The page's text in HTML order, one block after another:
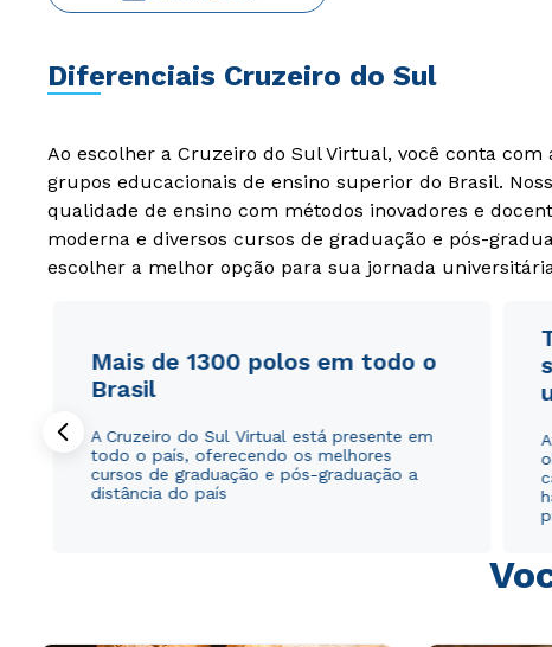
Diferenciais Cruzeiro do Sul
Ao escolher a Cruzeiro do Sul Virtual, você conta
grupos educacionais de ensino superior do Brasil.
qualidade de ensino com métodos inovadores e
moderna e diversos cursos de graduação e pós-
escolher a melhor opção para sua jornada
Mais de 1300 polos em todo o
Brasil
A Cruzeiro do Sul Virtual está presente em
todo o país, oferecendo os melhores
cursos de graduação e pós-graduação a
distância do país